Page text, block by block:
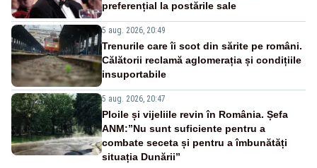
preferențial la postările sale
5 aug. 2026, 20:49
Trenurile care îi scot din sărite pe români.
Călătorii reclamă aglomerația și condițiile
insuportabile
5 aug. 2026, 20:47
Ploile și vijeliile revin în România. Șefa
ANM:”Nu sunt suficiente pentru a
combate seceta și pentru a îmbunătăți
situația Dunării”